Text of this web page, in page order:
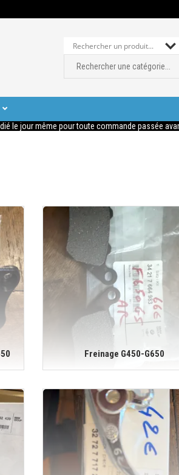
le jour même pour toute commande passée
Freinage G450-G650